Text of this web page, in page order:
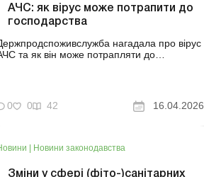
АЧС: як вірус може потрапити до
господарства
нагадала про вірус
та як він може потрапляти до
Бухгалтерський облік наявності та
ветеринарних препаратів
0 0 42 16.04.2026
Новини законодавства
Зміни у сфері (фіто-)санітарних